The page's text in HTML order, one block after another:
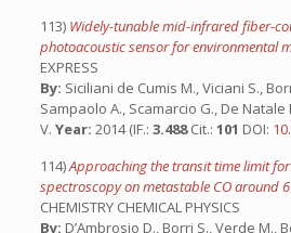
113) Widely-tunable mid-infrared fiber-
photoacoustic sensor for environmental
EXPRESS
By: Siciliani de Cumis M., Viciani S.,
Sampaolo A., Scamarcio G., De Natale
V. Year: 2014 (IF.: 3.488Cit.: 101 DOI:
114)Approaching the transit time limit
spectroscopy on metastable CO around
CHEMISTRY CHEMICAL PHYSICS
By: D’Ambrosio D., Borri S., Verde M.,